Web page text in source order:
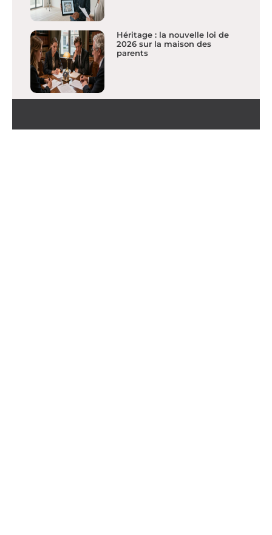
Héritage : la nouvelle loi de
2026 sur la maison des
parents